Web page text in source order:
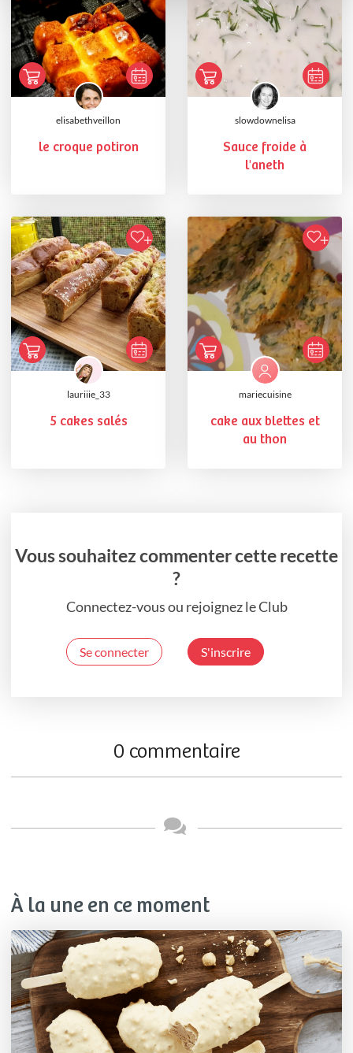
elisabethveillon
le croque potiron
slowdownelisa
Sauce froide à
l'aneth
lauriiie_33
5 cakes salés
mariecuisine
cake aux blettes et
au thon
Vous souhaitez commenter cette recette
?
Connectez-vous ou rejoignez le Club
Se connecter S'inscrire
0 commentaire
À la une en ce moment